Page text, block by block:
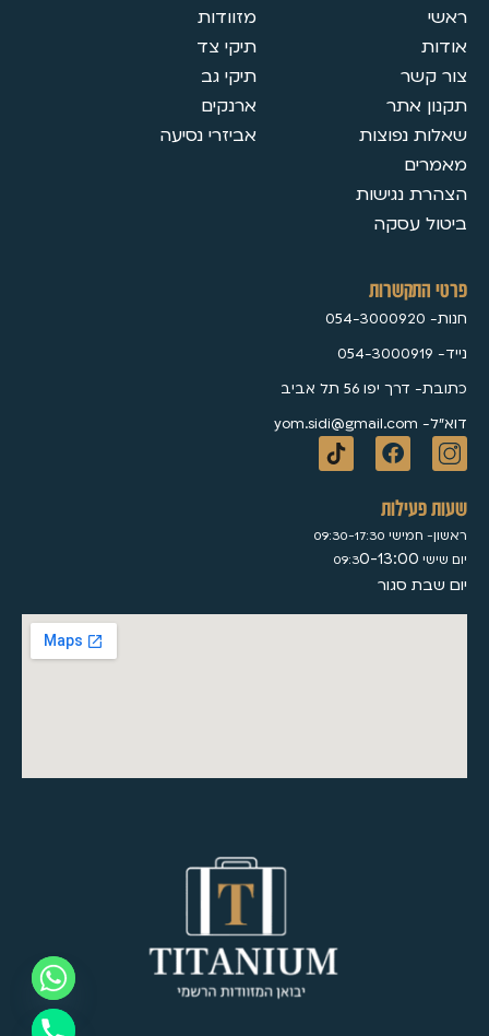
ראשי
אודות
צור קשר
תקנון אתר
שאלות נפוצות
מאמרים
הצהרת נגישות
ביטול עסקה
מזוודות
תיקי צד
תיקי גב
ארנקים
אביזרי נסיעה
פרטי התקשרות
חנות- 054-3000920
נייד- 054-3000919
כתובת- דרך יפו 56 תל אביב
דוא״ל- yom.sidi@gmail.com
שעות פעילות
ראשון- חמישי 09:30-17:30
יום שישי 09:3 0-13:00
יום שבת סגור